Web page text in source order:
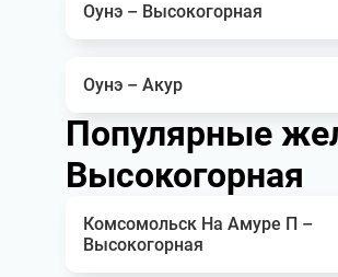
Оунэ – Высокогорная
Оунэ – Акур
Популярные
Высокогорная
Комсомольск На Амуре П –
Высокогорная